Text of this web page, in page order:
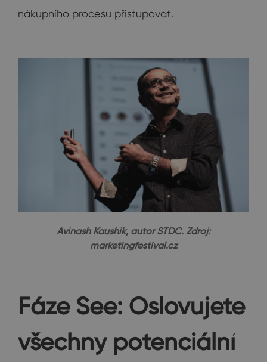
nákupního procesu přistupovat.
Avinash Kaushik, autor STDC. Zdroj:
marketingfestival.cz
Fáze See: Oslovujete
všechny potenciální